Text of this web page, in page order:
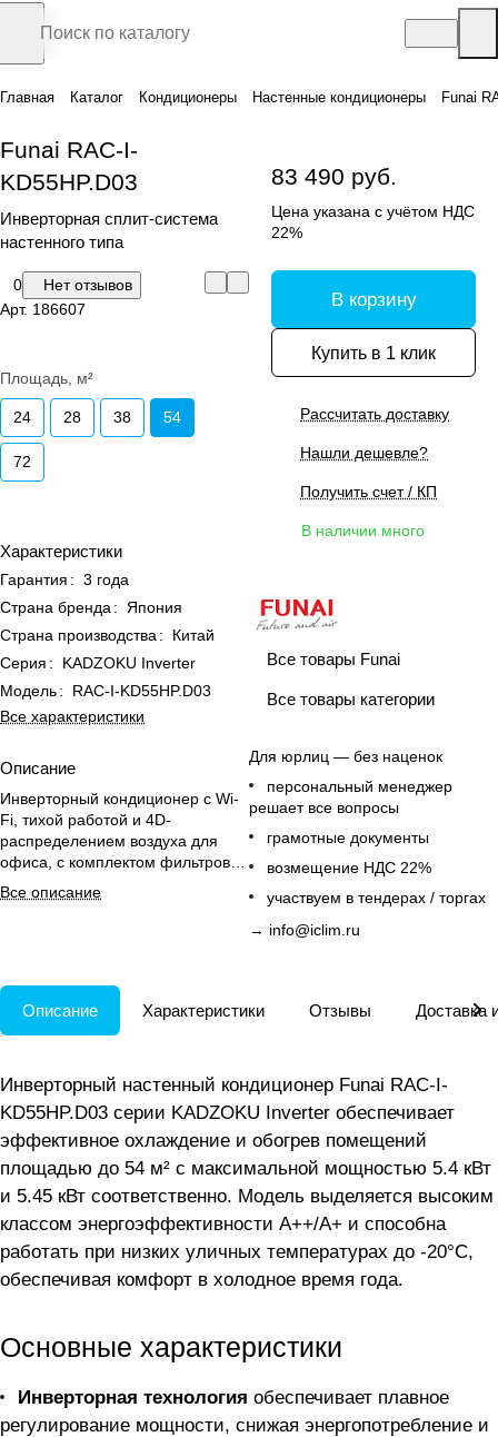
Главная Каталог Кондиционеры Настенные кондиционеры Funai
Funai RAC-I-
KD55HP.D03
Инверторная сплит-система
настенного типа
0
Нет отзывов
Арт. 186607
Площадь, м²
24 28 38 54
72
Характеристики
Гарантия : 3 года
Страна бренда :
Япония
Страна производства :
Китай
Серия :
KADZOKU Inverter
Модель:
RAC-I-KD55HP.D03
Все характеристики
Описание
Инверторный кондиционер с Wi-
Fi, тихой работой и 4D-
распределением воздуха для
офиса, с комплектом фильтров и
очисткой Ice Clean
Все описание
83 490 руб.
Цена указана с учётом НДС
22%
В корзину
Купить в 1 клик
Рассчитать доставку
Нашли дешевле?
Получить счет / КП
В наличии много
Все товары Funai
Все товары категории
Для юрлиц — без наценок
персональный менеджер
решает все вопросы
грамотные документы
возмещение НДС 22%
участвуем в тендерах / торгах
→ info@iclim.ru
Описание Характеристики Отзывы Доставка
Инверторный настенный кондиционер Funai RAC-I-
KD55HP.D03 серии KADZOKU Inverter обеспечивает
эффективное охлаждение и обогрев помещений
площадью до 54 м² с максимальной мощностью 5.4 кВт
и 5.45 кВт соответственно. Модель выделяется высоким
классом энергоэффективности A++/A+ и способна
работать при низких уличных температурах до -20°C,
обеспечивая комфорт в холодное время года.
Основные характеристики
Инверторная технология обеспечивает плавное
регулирование мощности, снижая энергопотребление и